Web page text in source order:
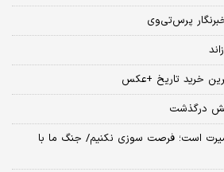
پرس‌تی‌وی
خرید تاریخ +عکس
درگذشت
است؛ فرصت سوزی نکنیم/ جنگ ما با